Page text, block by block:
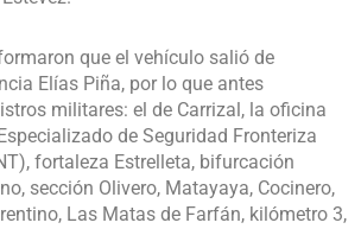
que el vehículo salió de
Elías Piña, por lo que antes
militares: el de Carrizal, la oficina
de Seguridad Fronteriza
fortaleza Estrelleta, bifurcación
sección Olivero, Matayaya, Cocinero,
Las Matas de Farfán, kilómetro 3,